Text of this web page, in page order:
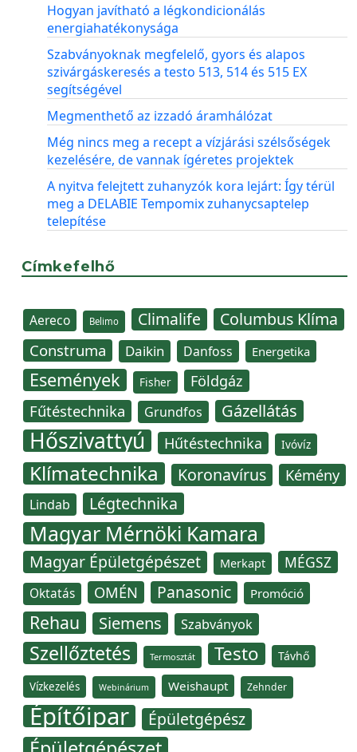
Hogyan javítható a légkondicionálás
energiahatékonysága
Szabványoknak megfelelő, gyors és alapos
szivárgáskeresés a testo 513, 514 és 515 EX
segítségével
Megmenthető az izzadó áramhálózat
Még nincs meg a recept a vízjárási szélsőségek
kezelésére, de vannak ígéretes projektek
A nyitva felejtett zuhanyzók kora lejárt: Így térül
meg a DELABIE Tempomix zuhanycsaptelep
telepítése
Címkefelhő
Aereco Belimo Climalife Columbus Klíma
Construma Daikin Danfoss Energetika
Események Fisher Földgáz
Fűtéstechnika Grundfos Gázellátás
Hőszivattyú Hűtéstechnika Ivóvíz
Klímatechnika Koronavírus Kémény
Lindab Légtechnika
Magyar Mérnöki Kamara
Magyar Épületgépészet Merkapt MÉGSZ
Oktatás OMÉN Panasonic Promóció
Rehau Siemens Szabványok
Szellőztetés Termosztát Testo Távhő
Vízkezelés Webinárium Weishaupt Zehnder
Építőipar Épületgépész